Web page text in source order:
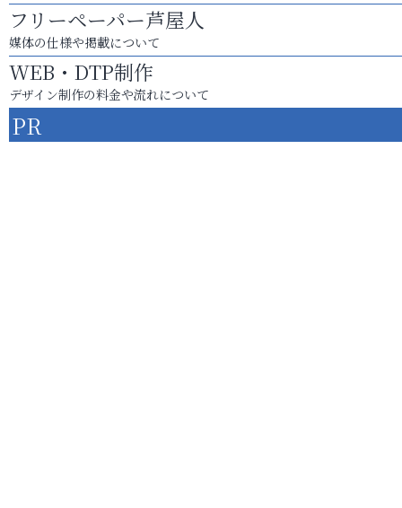
フリーペーパー芦屋人
媒体の仕様や掲載について
WEB・DTP制作
デザイン制作の料金や流れについて
PR